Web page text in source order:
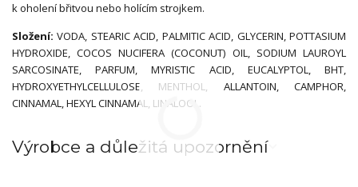
k oholení břitvou nebo holícím strojkem.
Složení: VODA, STEARIC ACID, PALMITIC ACID, GLYCERIN, POTTASIUM
HYDROXIDE, COCOS NUCIFERA (COCONUT) OIL, SODIUM LAUROYL
SARCOSINATE, PARFUM, MYRISTIC ACID, EUCALYPTOL, BHT,
HYDROXYETHYLCELLULOSE, MENTHOL, ALLANTOIN, CAMPHOR,
CINNAMAL, HEXYL CINNAMAL, LINALOOL.
Výrobce a důležitá upozornění